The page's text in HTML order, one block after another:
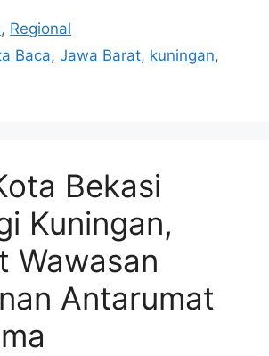
, Regional
Baca,Jawa Barat, kuningan,
Bekasi
Kuningan,
Wawasan
Antarumat